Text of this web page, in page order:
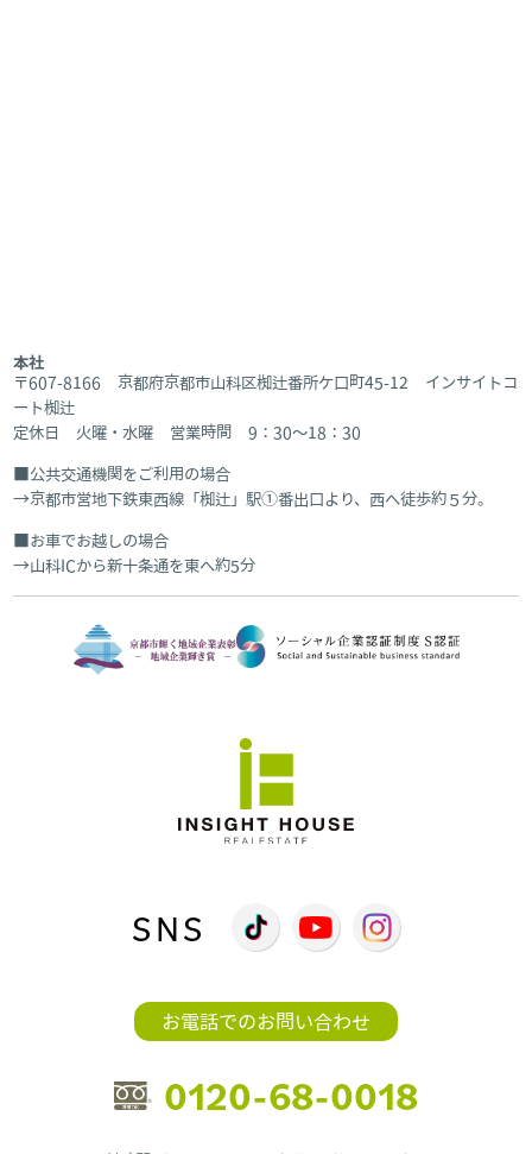
本社
〒607-8166 京都府京都市山科区椥辻番所ケ口町45-12 インサイトコ
ート椥辻
定休日 火曜・水曜 営業時間 9：30～18：30
公共交通機関をご利用の場合
京都市営地下鉄東西線「椥辻」駅①番出口より、西へ徒歩約５分。
お車でお越しの場合
山科ICから新十条通を東へ約5分
SNS
お電話でのお問い合わせ
0120-68-0018